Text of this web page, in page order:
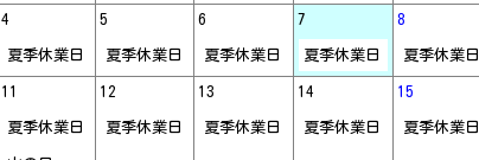
4 5 6 7 8
夏季休業日 夏季休業日 夏季休業日 夏季休業日 夏季休業日
11 12 13 14 15
夏季休業日 夏季休業日 夏季休業日 夏季休業日 夏季休業日